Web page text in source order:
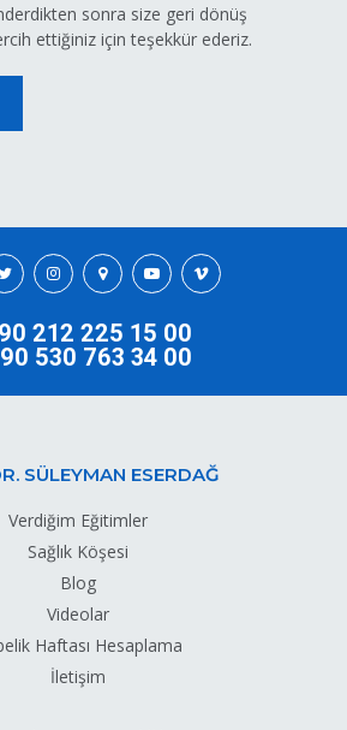
sonra size geri dönüş
ettiğiniz için teşekkür ederiz.
212 225 15 00
530 763 34 00
SÜLEYMAN ESERDAĞ
Verdiğim Eğitimler
Sağlık Köşesi
Blog
Videolar
Haftası Hesaplama
İletişim